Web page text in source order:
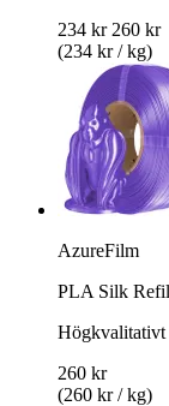
234 kr 260 kr
(234 kr / kg)
AzureFilm
PLA Silk
Högkvalitativt
260 kr
(260 kr / kg)